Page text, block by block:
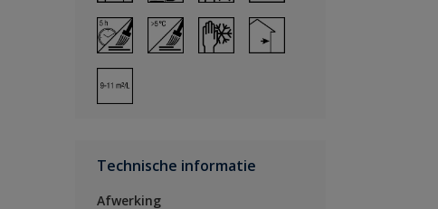
Technische informatie
Afwerking